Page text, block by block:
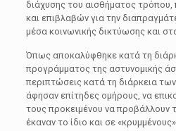
διάχυσης του αισθήματος τρόπου,
και επιβλαβών για την
μέσα κοινωνικής δικτύωσης και
Όπως αποκαλύφθηκε κατά τη
προγράμματος της αστυνομικής
περιπτώσεις κατά τη διάρκεια των
άφησαν επίτηδες ομήρους, να
τους προκειμένου να προβάλλουν
έκαναν το ίδιο και σε